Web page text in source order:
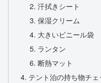
汗拭きシート
保湿クリーム
大きいビニール袋
ランタン
断熱マット
テント泊の持ち物チェ